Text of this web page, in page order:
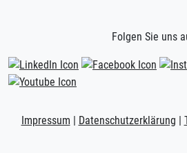
Folgen Sie uns
Impressum | Datenschutzerklärung |